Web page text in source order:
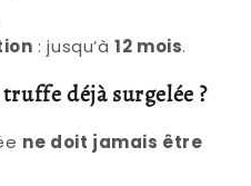
: jusqu’à12 mois.
déjà surgelée ?
ne doit jamais être